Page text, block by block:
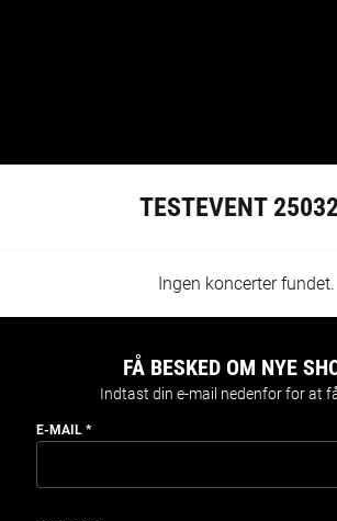
TESTEVENT
Ingen koncerter fundet.
FÅ BESKED OM NYE
Indtast din e-mail nedenfor for at
E-MAIL *